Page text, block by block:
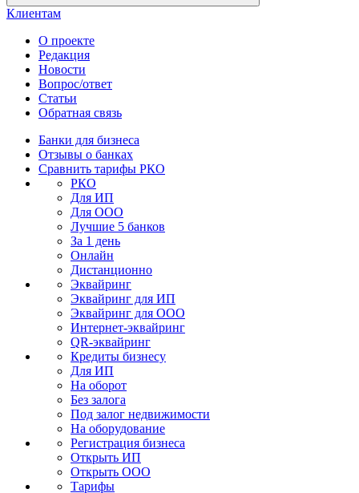
Клиентам
О проекте
Редакция
Новости
Вопрос/ответ
Статьи
Обратная связь
Банки для бизнеса
Отзывы о банках
Сравнить тарифы РКО
РКО
Для ИП
Для ООО
Лучшие 5 банков
За 1 день
Онлайн
Дистанционно
Эквайринг
Эквайринг для ИП
Эквайринг для ООО
Интернет-эквайринг
QR-эквайринг
Кредиты бизнесу
Для ИП
На оборот
Без залога
Под залог недвижимости
На оборудование
Регистрация бизнеса
Открыть ИП
Открыть ООО
Тарифы